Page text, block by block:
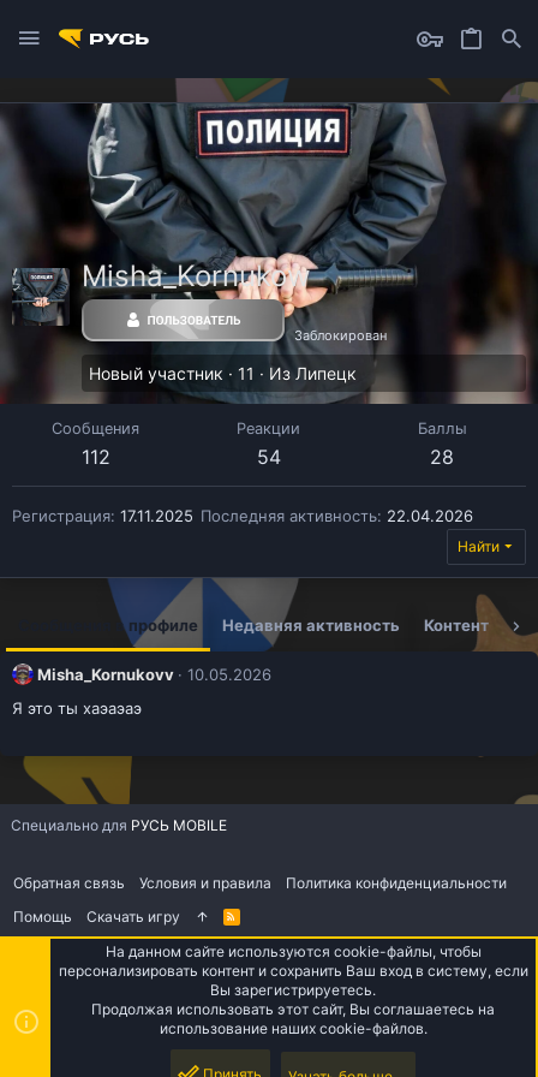
Misha_Kornukow
Заблокирован
Новый участник · 11 · Из Липецк
Сообщения
112
Реакции
54
Баллы
28
Регистрация 17.11.2025 Последняя активность 22.04.2026
Найти
Сообщения в профиле Недавняя активность Контент
Misha_Kornukovv
10.05.2026
Я это ты хаэаэаэ
Обратная связь Условия и правила
Политика конфиденциальности
Помощь
Скачать игру
R
S
Специально для РУСЬ MOBILE
Верх Низ
На данном сайте используются cookie-файлы, чтобы
персонализировать контент и сохранить Ваш вход в систему, если
Вы зарегистрируетесь.
Продолжая использовать этот сайт, Вы соглашаетесь на
использование наших cookie-файлов.